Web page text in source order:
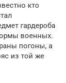
кто
гардероба
военных.
погоны, а
из той же